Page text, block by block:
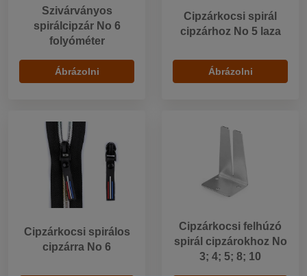
Szivárványos
spirálcipzár No 6
folyóméter
Ábrázolni
Cipzárkocsi spirál
cipzárhoz No 5 laza
Ábrázolni
Cipzárkocsi spirálos
cipzárra No 6
Cipzárkocsi felhúzó
spirál cipzárokhoz No
3; 4; 5; 8; 10